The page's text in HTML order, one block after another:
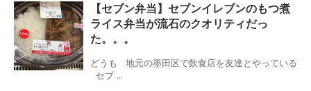
【セブン弁当】セブンイレブンのもつ煮
ライス弁当が流石のクオリティだっ
た。。。
どうも 地元の墨田区で飲食店を友達とやっている
セブ ...